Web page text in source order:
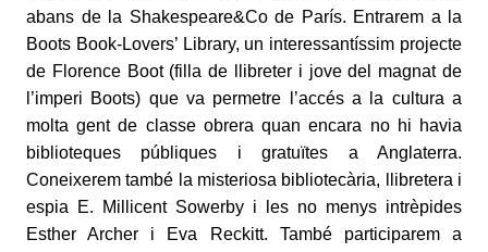
abans de la Shakespeare&Co de París. Entrarem a la
Boots Book-Lovers’ Library, un interessantíssim projecte
de Florence Boot (filla de llibreter i jove del magnat de
l’imperi Boots) que va permetre l’accés a la cultura a
molta gent de classe obrera quan encara no hi havia
biblioteques públiques i gratuïtes a Anglaterra.
Coneixerem també la misteriosa bibliotecària, llibretera i
espia E. Millicent Sowerby i les no menys intrèpides
Esther Archer i Eva Reckitt. També participarem a